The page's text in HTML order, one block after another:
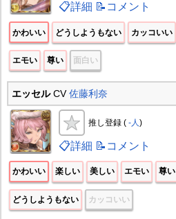
📋詳細 📝コメント
かわいい どうしようもない カッコいい
エモい 尊い 面白い
エッセルCV佐藤利奈
推し登録 ( -人)
📋詳細 📝コメント
かわいい 楽しい 美しい エモい 尊い
どうしようもない カッコいい